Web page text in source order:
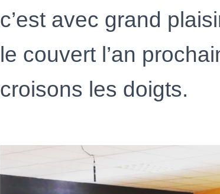
c’est avec grand
le couvert l’an
croisons les doigts.